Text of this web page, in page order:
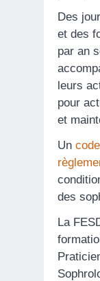
Des
et des
par an
leurs
pour
et
Un
des
La